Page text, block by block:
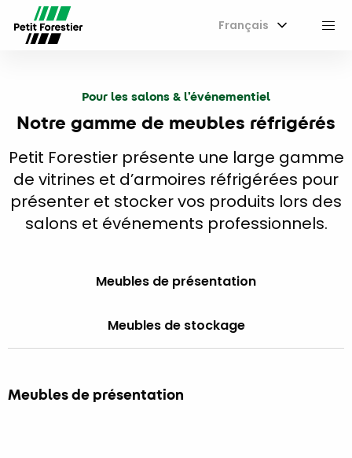
Français
Pour les salons & l’événementiel
Notre gamme de meubles réfrigérés
Petit Forestier présente une large gamme
de vitrines et d’armoires réfrigérées pour
présenter et stocker vos produits lors des
salons et événements professionnels.
Meubles de présentation
Meubles de stockage
Meubles de présentation